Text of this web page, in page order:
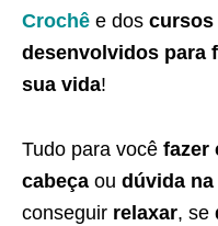
Crochê e dos cursos
desenvolvidos para
sua vida!
Tudo para você fazer
cabeça ou dúvida
conseguir relaxar, se